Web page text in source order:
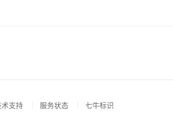
支持 服务状态 七牛标识